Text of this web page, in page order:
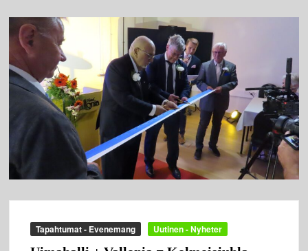
Tapahtumat - Evenemang Uutinen - Nyheter